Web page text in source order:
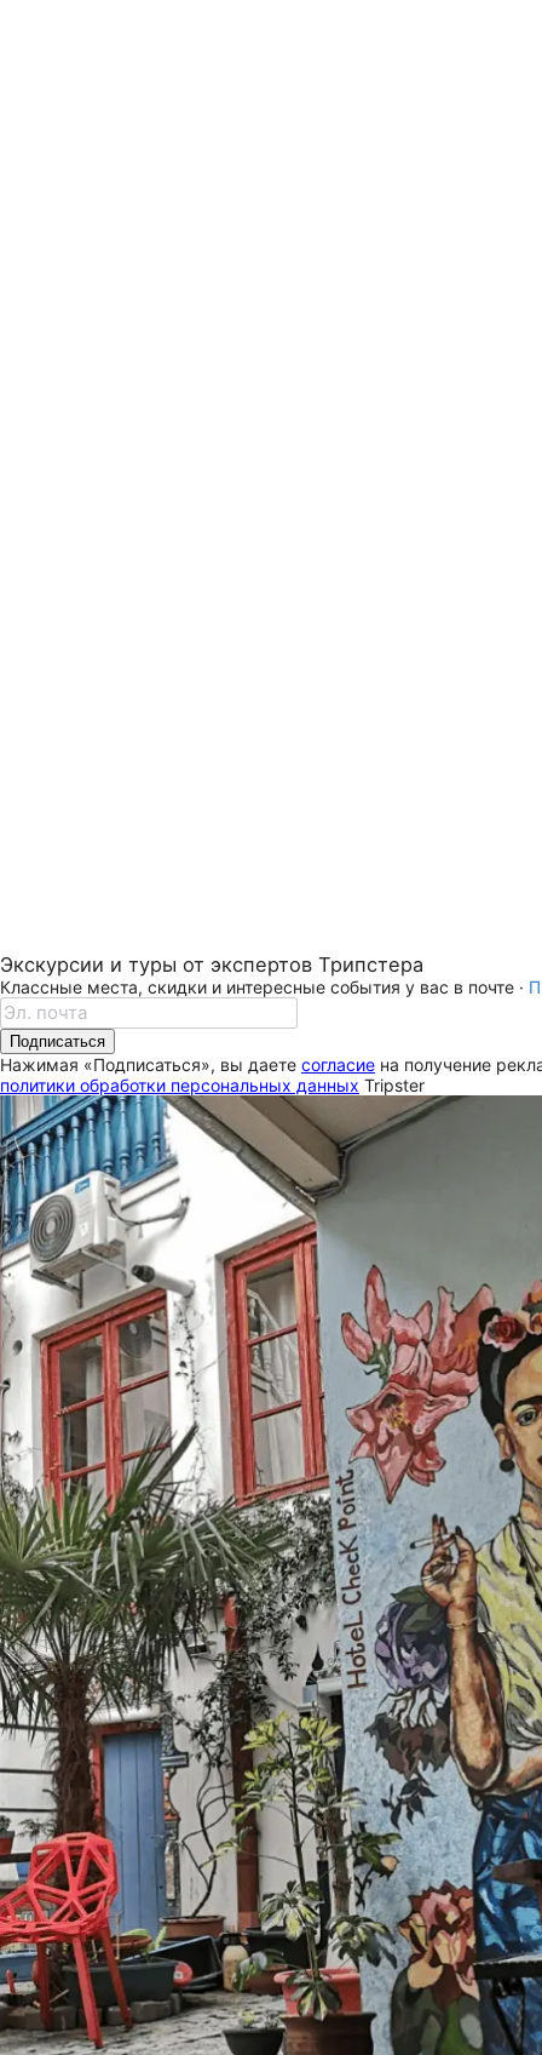
Экскурсии и туры от экспертов Трипстера
Классные места, скидки и интересные события у вас в почте ·
Подписаться
Нажимая «Подписаться», вы даете согласие на получение
политики обработки персональных данных Tripster